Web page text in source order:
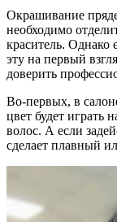
Окрашивание
необходимо
краситель. Однако
эту на первый
доверить
Во-первых, в
цвет будет играть
волос. А если
сделает плавный